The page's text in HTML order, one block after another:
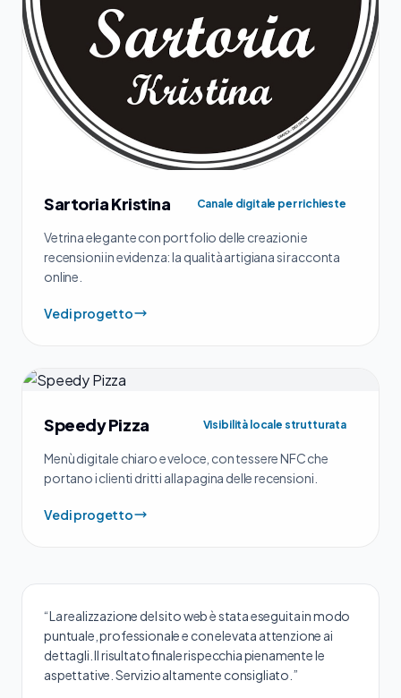
Sartoria Kristina Canale digitale per richieste
Vetrina elegante con portfolio delle creazioni e
recensioni in evidenza: la qualità artigiana si racconta
online.
Vedi progetto
Speedy Pizza Visibilità locale strutturata
Menù digitale chiaro e veloce, con tessere NFC che
portano i clienti dritti alla pagina delle recensioni.
Vedi progetto
“La realizzazione del sito web è stata eseguita in modo
puntuale, professionale e con elevata attenzione ai
dettagli. Il risultato finale rispecchia pienamente le
aspettative. Servizio altamente consigliato.”